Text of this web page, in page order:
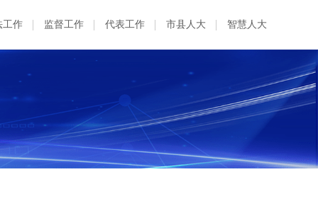
工作 监督工作 代表工作 市县人大 智慧人大